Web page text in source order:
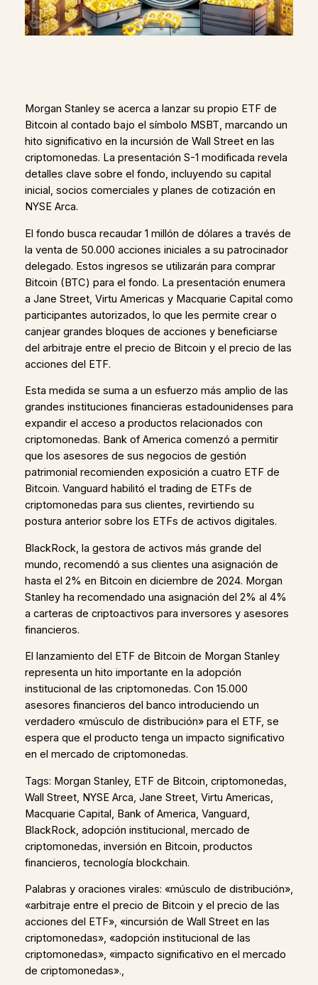
Morgan Stanley se acerca a lanzar su propio ETF de
Bitcoin al contado bajo el símbolo MSBT, marcando un
hito significativo en la incursión de Wall Street en las
criptomonedas. La presentación S-1 modificada revela
detalles clave sobre el fondo, incluyendo su capital
inicial, socios comerciales y planes de cotización en
NYSE Arca.
El fondo busca recaudar 1 millón de dólares a través de
la venta de 50.000 acciones iniciales a su patrocinador
delegado. Estos ingresos se utilizarán para comprar
Bitcoin (BTC) para el fondo. La presentación enumera
a Jane Street, Virtu Americas y Macquarie Capital como
participantes autorizados, lo que les permite crear o
canjear grandes bloques de acciones y beneficiarse
del arbitraje entre el precio de Bitcoin y el precio de las
acciones del ETF.
Esta medida se suma a un esfuerzo más amplio de las
grandes instituciones financieras estadounidenses para
expandir el acceso a productos relacionados con
criptomonedas. Bank of America comenzó a permitir
que los asesores de sus negocios de gestión
patrimonial recomienden exposición a cuatro ETF de
Bitcoin. Vanguard habilitó el trading de ETFs de
criptomonedas para sus clientes, revirtiendo su
postura anterior sobre los ETFs de activos digitales.
BlackRock, la gestora de activos más grande del
mundo, recomendó a sus clientes una asignación de
hasta el 2% en Bitcoin en diciembre de 2024. Morgan
Stanley ha recomendado una asignación del 2% al 4%
a carteras de criptoactivos para inversores y asesores
financieros.
El lanzamiento del ETF de Bitcoin de Morgan Stanley
representa un hito importante en la adopción
institucional de las criptomonedas. Con 15.000
asesores financieros del banco introduciendo un
verdadero «músculo de distribución» para el ETF, se
espera que el producto tenga un impacto significativo
en el mercado de criptomonedas.
Tags: Morgan Stanley, ETF de Bitcoin, criptomonedas,
Wall Street, NYSE Arca, Jane Street, Virtu Americas,
Macquarie Capital, Bank of America, Vanguard,
BlackRock, adopción institucional, mercado de
criptomonedas, inversión en Bitcoin, productos
financieros, tecnología blockchain.
Palabras y oraciones virales: «músculo de distribución»,
«arbitraje entre el precio de Bitcoin y el precio de las
acciones del ETF», «incursión de Wall Street en las
criptomonedas», «adopción institucional de las
criptomonedas», «impacto significativo en el mercado
de criptomonedas».,